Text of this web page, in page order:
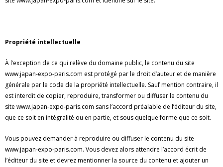
Propriété intellectuelle
À l’exception de ce qui relève du domaine public, le contenu du site
www.japan-expo-paris.com est protégé par le droit d’auteur et de manière
générale par le code de la propriété intellectuelle. Sauf mention contraire, il
est interdit de copier, reproduire, transformer ou diffuser le contenu du
site www.japan-expo-paris.com sans l’accord préalable de l’éditeur du site,
que ce soit en intégralité ou en partie, et sous quelque forme que ce soit.
Vous pouvez demander à reproduire ou diffuser le contenu du site
www.japan-expo-paris.com. Vous devez alors attendre l’accord écrit de
l’éditeur du site et devrez mentionner la source du contenu et ajouter un